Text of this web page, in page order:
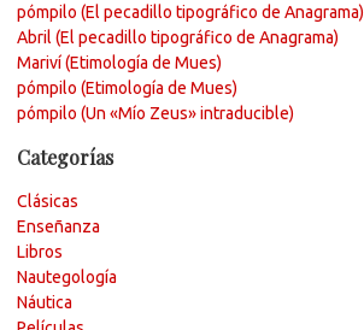
pómpilo (El pecadillo tipográfico de Anagrama)
Abril (El pecadillo tipográfico de Anagrama)
Mariví (Etimología de Mues)
pómpilo (Etimología de Mues)
pómpilo (Un «Mío Zeus» intraducible)
Categorías
Clásicas
Enseñanza
Libros
Nautegología
Náutica